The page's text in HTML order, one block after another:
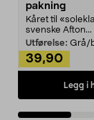
pakning
Kåret til
svenske Afton...
Utførelse: Grå/
39,90
Legg i